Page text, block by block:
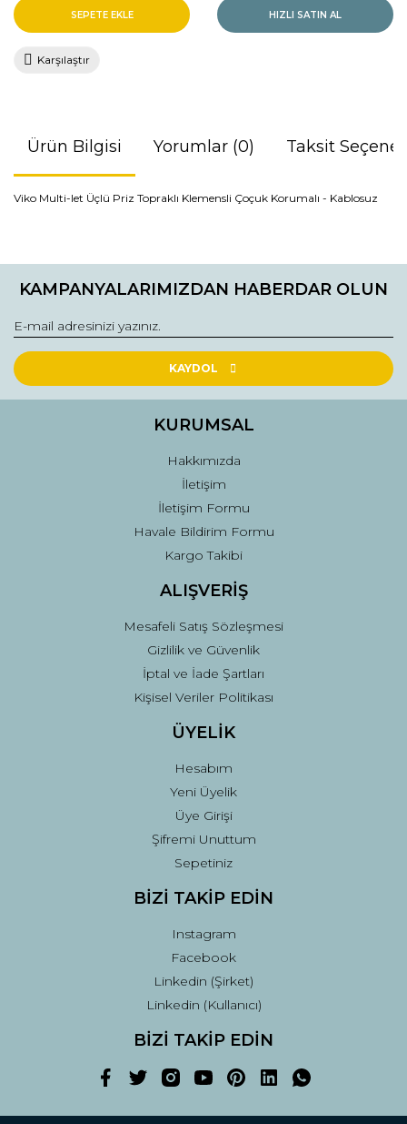
SEPETE EKLE HIZLI SATIN AL
Karşılaştır
Ürün Bilgisi Yorumlar (0) Taksit
Viko Multi-let Üçlü Priz Topraklı Klemensli Çoçuk Korumalı - Kablosuz
konularda yetersiz gördüğünüz noktaları öneri formunu
Görüş ve önerileriniz için teşekkür ederiz.
Ürün resmi kalitesiz, bozuk veya görüntülenemiyor.
Ürün açıklamasında eksik bilgiler bulunuyor.
Ürün fiyatı diğer sitelerden daha pahalı.
Gönder
KAMPANYALARIMIZDAN HABERDAR OLUN
KAYDOL
KURUMSAL
Hakkımızda
İletişim
İletişim Formu
Havale Bildirim Formu
Kargo Takibi
ALIŞVERİŞ
Mesafeli Satış Sözleşmesi
Gizlilik ve Güvenlik
İptal ve İade Şartları
Kişisel Veriler Politikası
ÜYELİK
Hesabım
Yeni Üyelik
Üye Girişi
Şifremi Unuttum
Sepetiniz
BİZİ TAKİP EDİN
Instagram
Facebook
Linkedin (Şirket)
Linkedin (Kullanıcı)
BİZİ TAKİP EDİN